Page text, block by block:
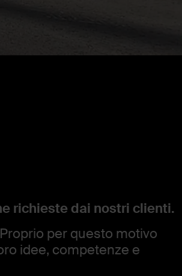
richieste dai nostri clienti.
per questo motivo
idee, competenze e